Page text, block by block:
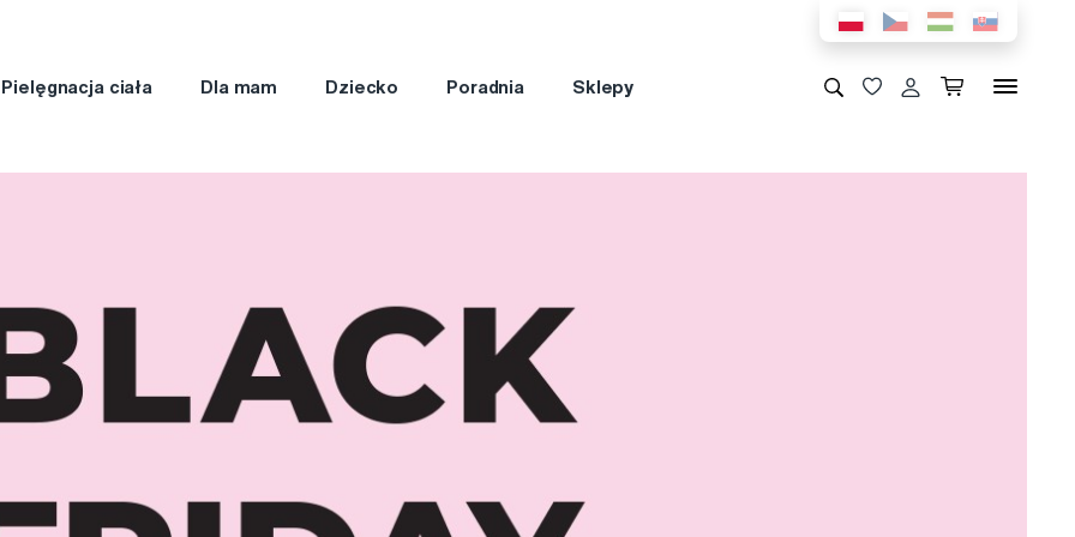
Pielęgnacja ciała Dla mam Dziecko Poradnia Sklepy